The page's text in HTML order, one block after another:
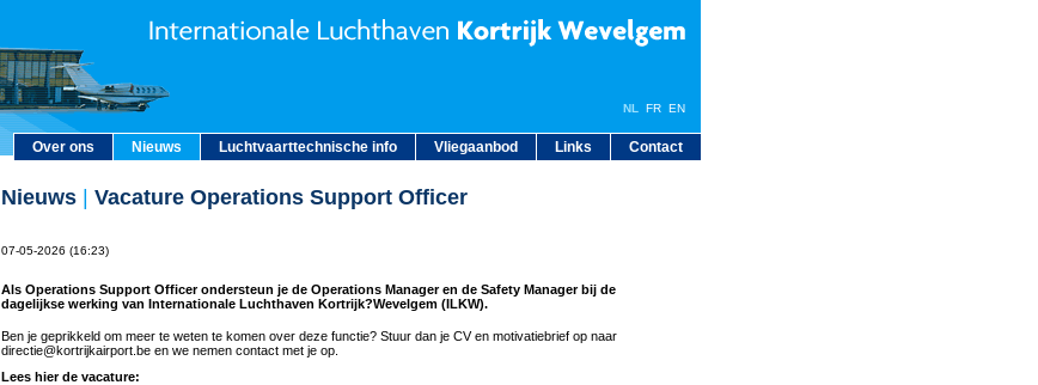
Over ons Nieuws Luchtvaarttechnische info Vliegaanbod Links Contact
NL FR EN
Nieuws Vacature Operations Support Officer
07-05-2026 (16:23)
Als Operations Support Officer ondersteun je de Operations Manager en de Safety Manager bij de
dagelijkse werking van Internationale Luchthaven Kortrijk?Wevelgem (ILKW).
Ben je geprikkeld om meer te weten te komen over deze functie? Stuur dan je CV en motivatiebrief op naar
directie@kortrijkairport.be en we nemen contact met je op.
Lees hier de vacature: